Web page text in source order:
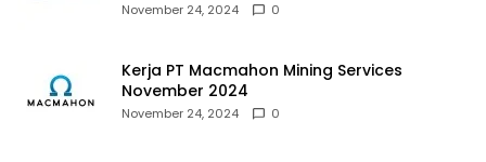
November 24, 2024 0
Kerja PT Macmahon Mining Services
November 2024
November 24, 2024 0